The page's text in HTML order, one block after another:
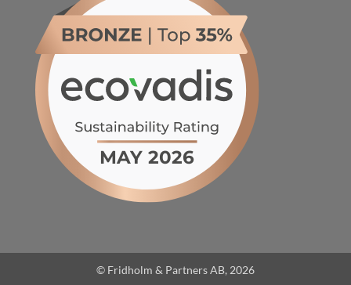
© Fridholm & Partners AB, 2026